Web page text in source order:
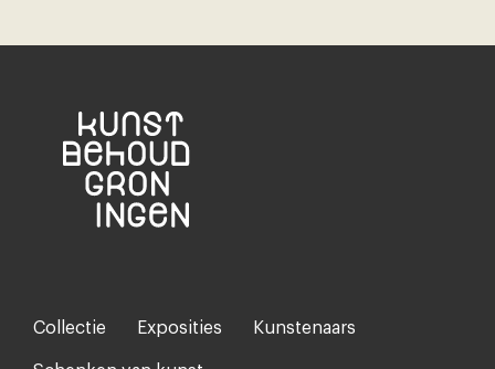
Footer-
menu
Collectie Exposities Kunstenaars